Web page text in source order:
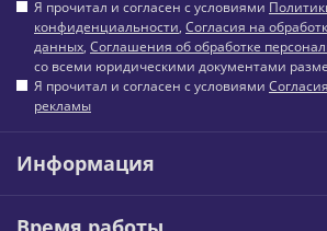
Я прочитал и согласен с условиями
конфиденциальности, Согласия на
данных, Соглашения об обработке
со всеми юридическими документами
Я прочитал и согласен с условиями
рекламы
Информация